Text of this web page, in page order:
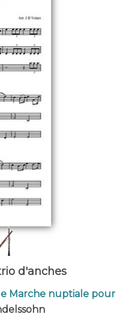
d'anches
Marche nuptiale pour